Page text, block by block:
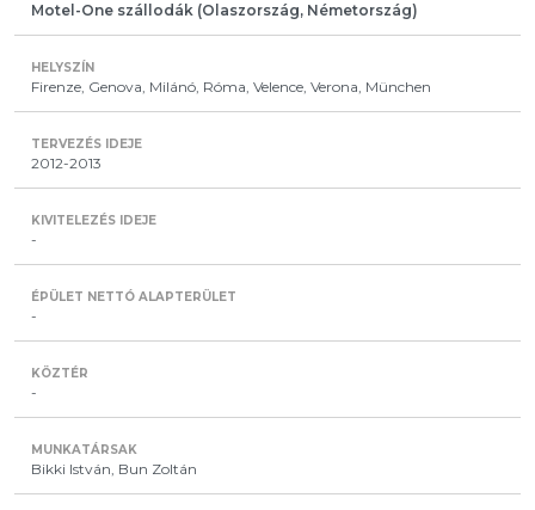
Motel-One szállodák (Olaszország, Németország)
Firenze, Genova, Milánó, Róma, Velence, Verona, München
2012-2013
-
-
-
Bikki István, Bun Zoltán